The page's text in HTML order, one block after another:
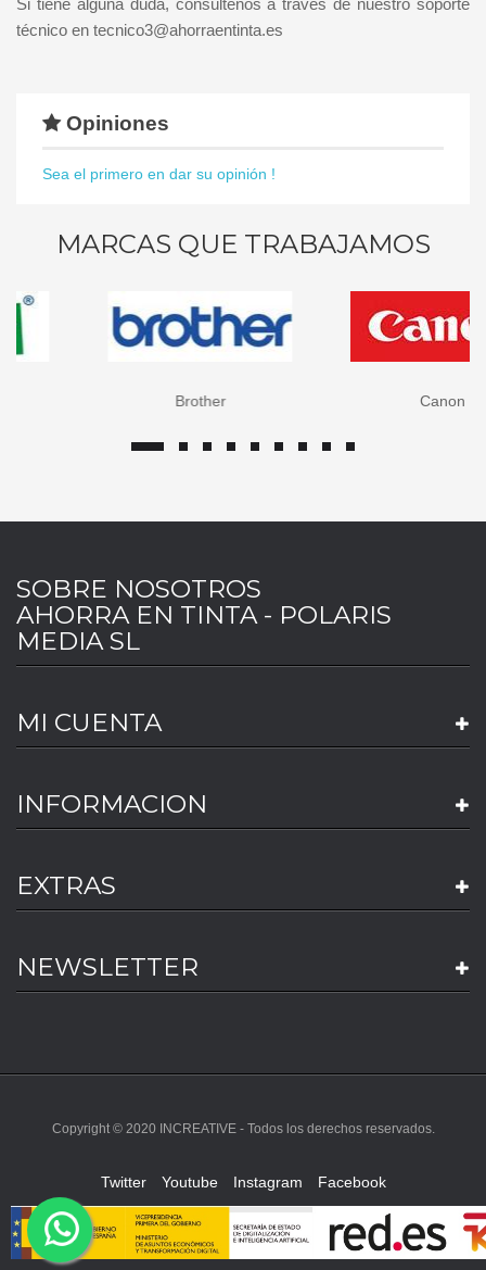
técnico en tecnico3@ahorraentinta.es
Opiniones
Sea el primero en dar su opinión !
MARCAS QUE TRABAJAMOS
SOBRE NOSOTROS
AHORRA EN TINTA - POLARIS
MEDIA SL
MI CUENTA
INFORMACION
EXTRAS
NEWSLETTER
Copyright © 2020 INCREATIVE - Todos los derechos reservados.
Twitter Youtube Instagram Facebook